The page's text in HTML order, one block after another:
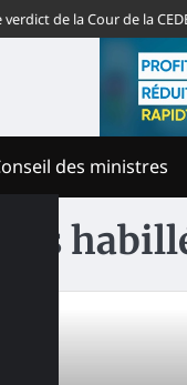
de la Cour de la
des ministres